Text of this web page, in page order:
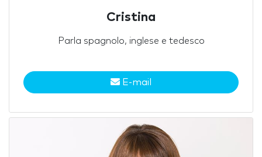
Cristina
Parla spagnolo, inglese e tedesco
E-mail